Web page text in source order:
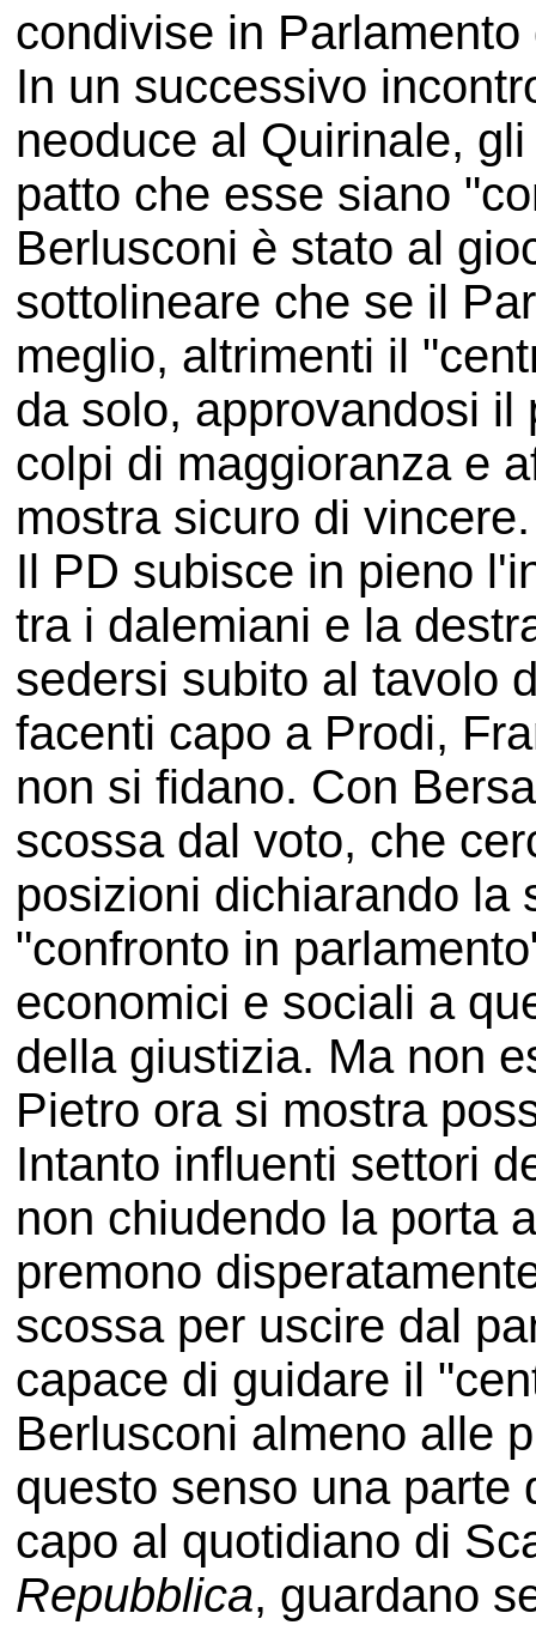
condivise in
In un successivo
neoduce al Quirinale,
patto che esse siano
Berlusconi è stato al
sottolineare che se il
meglio, altrimenti il
da solo, approvandosi
colpi di maggioranza e
mostra sicuro di vincere.
Il PD subisce in pieno
tra i dalemiani e la
sedersi subito al tavolo
facenti capo a Prodi,
non si fidano. Con
scossa dal voto, che
posizioni dichiarando la
"confronto in
economici e sociali a
della giustizia. Ma non
Pietro ora si mostra
Intanto influenti settori
non chiudendo la porta
premono
scossa per uscire dal
capace di guidare il
Berlusconi almeno alle
questo senso una parte
capo al quotidiano di
Repubblica, guardano